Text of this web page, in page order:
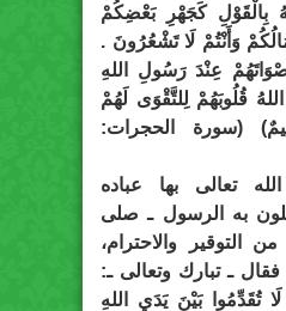
بِالْقَوْلِ كَجَهْرِ بَعْضِكُمْ
وَأَنْتُمْ لَا تَشْعُرُونَ .
عِنْدَ رَسُولِ اللهِ
قُلُوبَهُمْ لِلتَّقْوَى لَهُمْ
(سورة الحجرات:
تعالى بها عباده
به الرسول ـ صلى
التوقير والاحترام،
فقال ـ تبارك وتعالى ـ:
لَا تُقَدِّمُوا بَيْنَ يَدَيِ اللهِ